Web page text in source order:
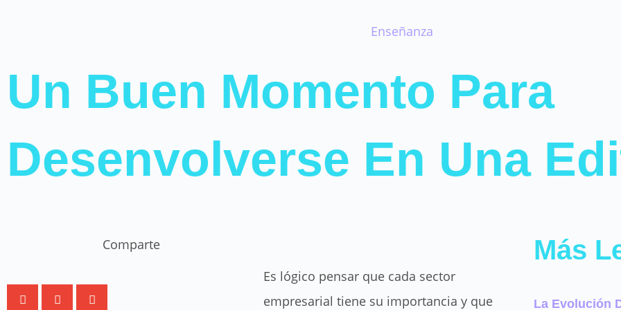
Enseñanza
Un Buen Momento Para
Desenvolverse En Una
Comparte
Es lógico pensar que cada sector
empresarial tiene su importancia y que
Más
La Evolución